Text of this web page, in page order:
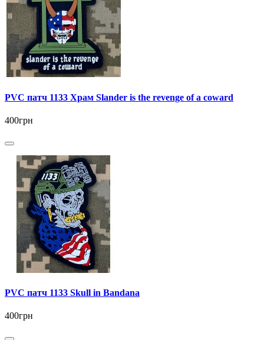
PVC патч 1133 Храм Slander is the revenge of a coward
400грн
PVC патч 1133 Skull in Bandana
400грн